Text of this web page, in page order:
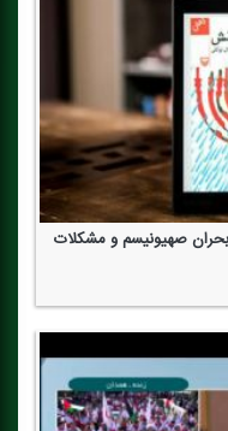
صهیونیسم و مشكلات